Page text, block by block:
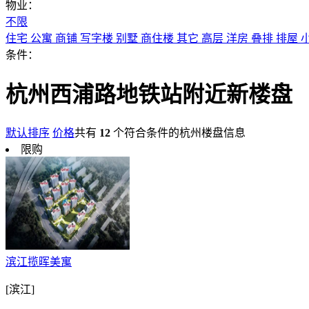
物业：
不限
住宅 公寓 商铺 写字楼 别墅 商住楼 其它 高层 洋房 叠排 排屋
条件：
杭州西浦路地铁站附近新楼盘
默认排序 价格共有 12 个符合条件的杭州楼盘信息
限购
滨江揽晖美寓
[滨江]